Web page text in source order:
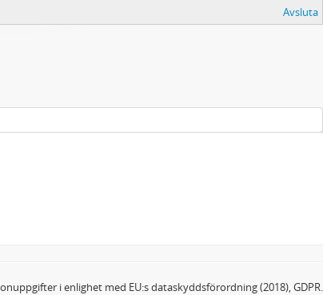
Avsluta
i enlighet med EU:s dataskyddsförordning (2018), GDPR.